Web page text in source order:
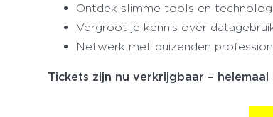
Ontdek slimme tools en
Vergroot je kennis over
Netwerk met duizenden
Tickets zijn nu verkrijgbaar – helemaal